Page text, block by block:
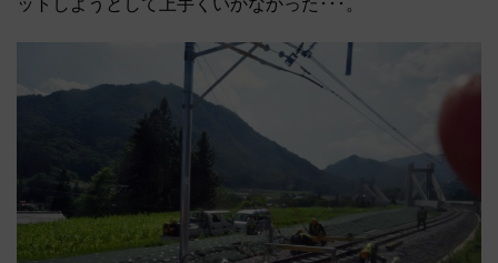
ットしようとして上手くいかなかった･･･。